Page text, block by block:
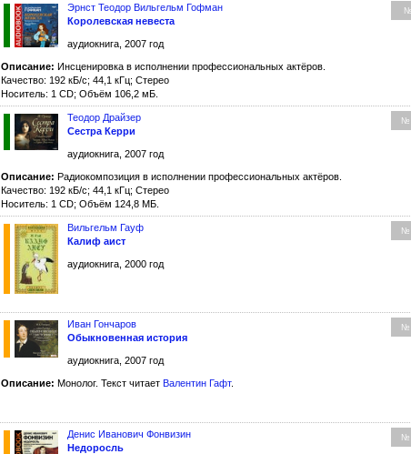
Эрнст Теодор Вильгельм Гофман
Королевская невеста
аудиокнига, 2007 год
Описание: Инсценировка в исполнении профессиональных актёров.
Качество: 192 кБ/с; 44,1 кГц; Стерео
Носитель: 1 CD; Объём 106,2 мБ.
№
Теодор Драйзер
Сестра Керри
аудиокнига, 2007 год
Описание: Радиокомпозиция в исполнении профессиональных актёров.
Качество: 192 кБ/с; 44,1 кГц; Стерео
Носитель: 1 CD; Объём 124,8 МБ.
№
Вильгельм Гауф
Калиф аист
аудиокнига, 2000 год
№
Иван Гончаров
Обыкновенная история
аудиокнига, 2007 год
Описание: Монолог. Текст читает Валентин Гафт.
№
Денис Иванович Фонвизин
Недоросль